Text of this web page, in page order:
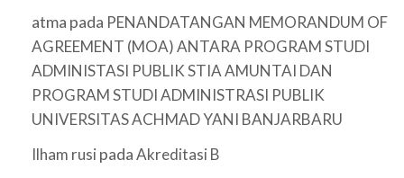
atma pada PENANDATANGAN MEMORANDUM OF
AGREEMENT (MOA) ANTARA PROGRAM STUDI
ADMINISTASI PUBLIK STIA AMUNTAI DAN
PROGRAM STUDI ADMINISTRASI PUBLIK
UNIVERSITAS ACHMAD YANI BANJARBARU
Ilham rusi padaAkreditasi B